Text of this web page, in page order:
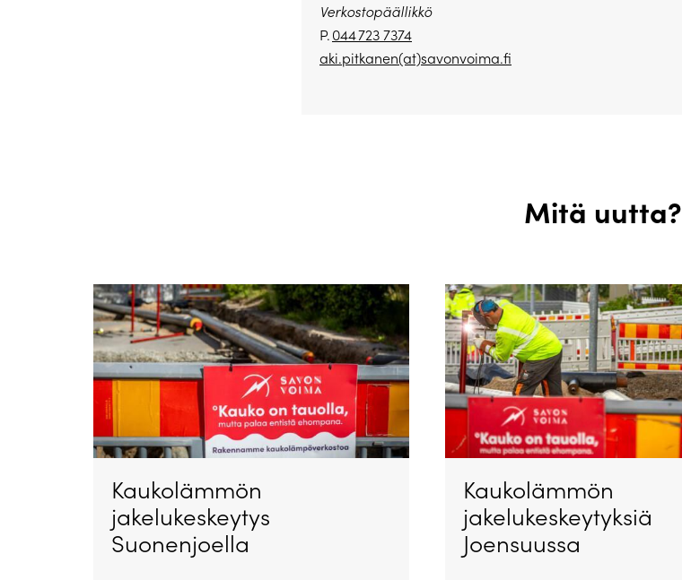
Verkostopäällikkö
P.044 723 7374
aki.pitkanen(at)savonvoima.fi
Mitä uutta?
Kaukolämmön
jakelukeskeytys
Suonenjoella
Kaukolämmön
jakelukeskeytyksiä
Joensuussa